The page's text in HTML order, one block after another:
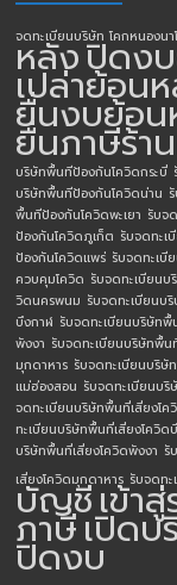
จดทะเบียนบริษัท โคกหนองนา
หลังปิดง
เปล่าย้อน
ยื่นงบย้อ
ยื่นภาษีร้า
บริษัทพื้นทีป้องกันโควิดกระบี่
บริษัทพื้นทีป้องกันโควิดน่าน
พื้นทีป้องกันโควิดพะเยา รับจ
ป้องกันโควิดภูเก็ต รับจดทะ
ป้องกันโควิดแพร่ รับจดทะเ
ควบคุมโควิด รับจดทะเบียน
วิดนครพนม รับจดทะเบียนบ
บึงกาฬ รับจดทะเบียนบริษัทพื้
พังงา รับจดทะเบียนบริษัทพื้
มุกดาหาร รับจดทะเบียนบริ
แม่ฮ่องสอน รับจดทะเบียนบริ
จดทะเบียนบริษัทพื้นที่เสี่ยงโ
ทะเบียนบริษัทพื้นที่เสี่ยงโควิด
บริษัทพื้นที่เสี่ยงโควิดพังงา รั
เสี่ยงโควิดมุกดาหาร รับจดท
บัญชีเข้า
ภาษีเปิดบ
ปิดงบ